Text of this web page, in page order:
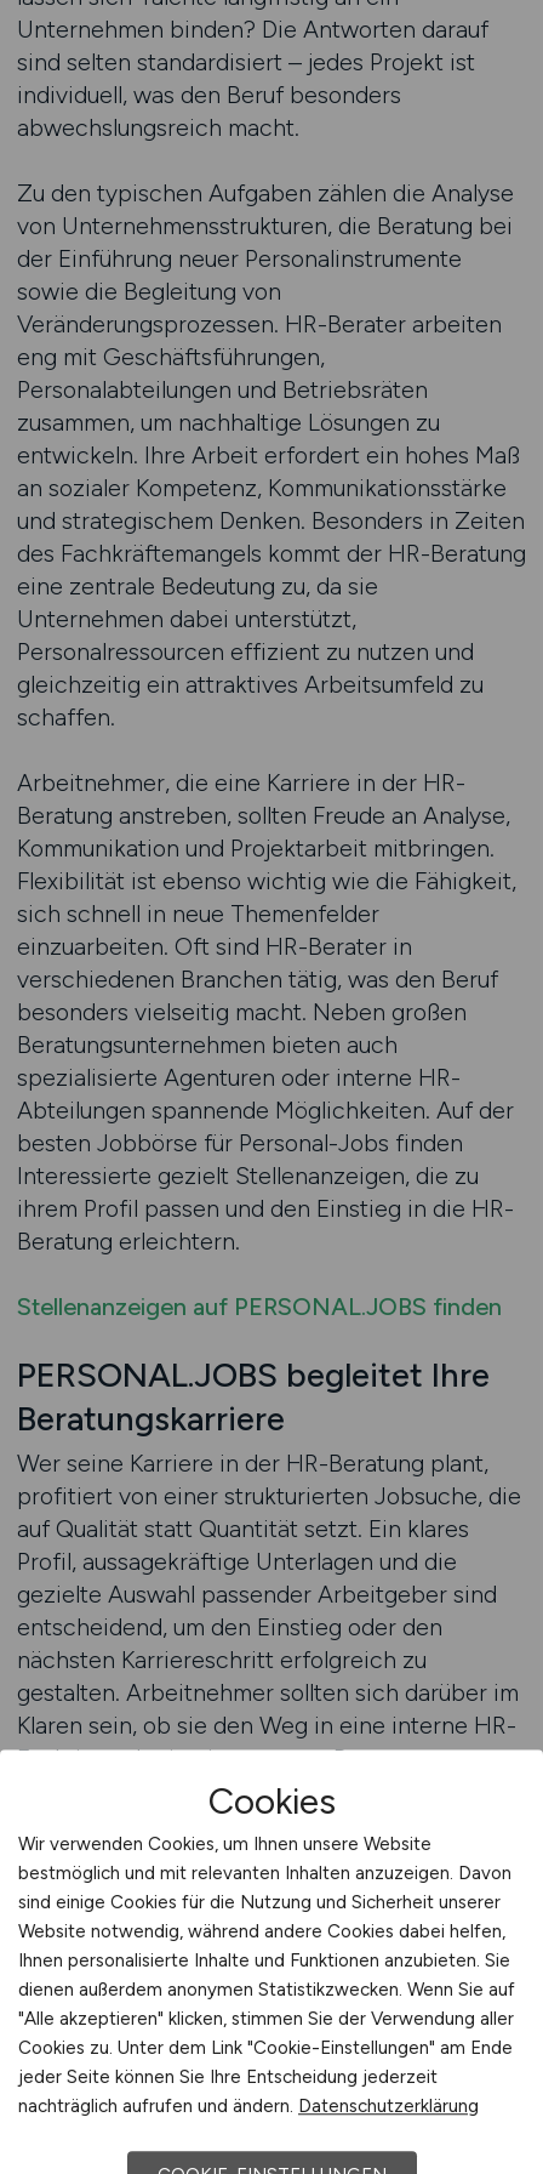
Unternehmen binden? Die Antworten darauf
sind selten standardisiert – jedes Projekt ist
individuell, was den Beruf besonders
abwechslungsreich macht.
Zu den typischen Aufgaben zählen die Analyse
von Unternehmensstrukturen, die Beratung bei
der Einführung neuer Personalinstrumente
sowie die Begleitung von
Veränderungsprozessen. HR-Berater arbeiten
eng mit Geschäftsführungen,
Personalabteilungen und Betriebsräten
zusammen, um nachhaltige Lösungen zu
entwickeln. Ihre Arbeit erfordert ein hohes Maß
an sozialer Kompetenz, Kommunikationsstärke
und strategischem Denken. Besonders in Zeiten
des Fachkräftemangels kommt der HR-Beratung
eine zentrale Bedeutung zu, da sie
Unternehmen dabei unterstützt,
Personalressourcen effizient zu nutzen und
gleichzeitig ein attraktives Arbeitsumfeld zu
schaffen.
Arbeitnehmer, die eine Karriere in der HR-
Beratung anstreben, sollten Freude an Analyse,
Kommunikation und Projektarbeit mitbringen.
Flexibilität ist ebenso wichtig wie die Fähigkeit,
sich schnell in neue Themenfelder
einzuarbeiten. Oft sind HR-Berater in
verschiedenen Branchen tätig, was den Beruf
besonders vielseitig macht. Neben großen
Beratungsunternehmen bieten auch
spezialisierte Agenturen oder interne HR-
Abteilungen spannende Möglichkeiten. Auf der
besten Jobbörse für Personal-Jobs finden
Interessierte gezielt Stellenanzeigen, die zu
ihrem Profil passen und den Einstieg in die HR-
Beratung erleichtern.
Stellenanzeigen auf PERSONAL.JOBS finden
PERSONAL.JOBS begleitet Ihre
Beratungskarriere
Wer seine Karriere in der HR-Beratung plant,
profitiert von einer strukturierten Jobsuche, die
auf Qualität statt Quantität setzt. Ein klares
Profil, aussagekräftige Unterlagen und die
gezielte Auswahl passender Arbeitgeber sind
entscheidend, um den Einstieg oder den
nächsten Karriereschritt erfolgreich zu
gestalten. Arbeitnehmer sollten sich darüber im
Klaren sein, ob sie den Weg in eine interne HR-
Funktion oder in eine externe Beratung
einschlagen möchten. Während interne Berater
tief in die Unternehmenskultur eingebunden
sind und langfristig an Projekten arbeiten, bietet
die externe Beratung mehr Abwechslung und
die Möglichkeit, verschiedene
Unternehmenswelten kennenzulernen.
Spezialisierte Jobportale sind eine wertvolle
Unterstützung, um passende Angebote zu
finden. Sie bündeln relevante Positionen und
ermöglichen eine gezielte Suche nach
Unternehmen, die Beratungskompetenz und
Cookies
Wir verwenden Cookies, um Ihnen unsere Website
bestmöglich und mit relevanten Inhalten anzuzeigen. Davon
sind einige Cookies für die Nutzung und Sicherheit unserer
Website notwendig, während andere Cookies dabei helfen,
Ihnen personalisierte Inhalte und Funktionen anzubieten. Sie
dienen außerdem anonymen Statistikzwecken. Wenn Sie auf
"Alle akzeptieren" klicken, stimmen Sie der Verwendung aller
Cookies zu. Unter dem Link "Cookie-Einstellungen" am Ende
jeder Seite können Sie Ihre Entscheidung jederzeit
nachträglich aufrufen und ändern. Datenschutzerklärung